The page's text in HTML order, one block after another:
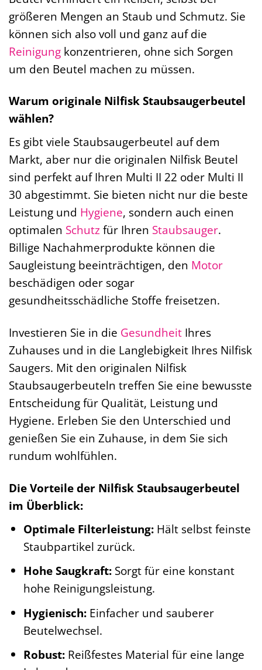
größeren Mengen an Staub und Schmutz. Sie
können sich also voll und ganz auf die
Reinigung konzentrieren, ohne sich Sorgen
um den Beutel machen zu müssen.
Warum originale Nilfisk Staubsaugerbeutel
wählen?
Es gibt viele Staubsaugerbeutel auf dem
Markt, aber nur die originalen Nilfisk Beutel
sind perfekt auf Ihren Multi II 22 oder Multi II
30 abgestimmt. Sie bieten nicht nur die beste
Leistung und Hygiene, sondern auch einen
optimalen Schutzfür Ihren Staubsauger.
Billige Nachahmerprodukte können die
Saugleistung beeinträchtigen, den Motor
beschädigen oder sogar
gesundheitsschädliche Stoffe freisetzen.
Investieren Sie in die Gesundheit Ihres
Zuhauses und in die Langlebigkeit Ihres Nilfisk
Saugers. Mit den originalen Nilfisk
Staubsaugerbeuteln treffen Sie eine bewusste
Entscheidung für Qualität, Leistung und
Hygiene. Erleben Sie den Unterschied und
genießen Sie ein Zuhause, in dem Sie sich
rundum wohlfühlen.
Die Vorteile der Nilfisk Staubsaugerbeutel
im Überblick:
Optimale Filterleistung:Hält selbst feinste
Staubpartikel zurück.
Hohe Saugkraft:Sorgt für eine konstant
hohe Reinigungsleistung.
Hygienisch:Einfacher und sauberer
Beutelwechsel.
Robust:Reißfestes Material für eine lange